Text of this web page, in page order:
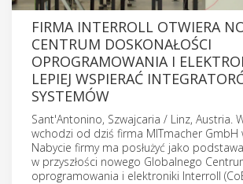
FIRMA INTERROLL OTWIERA
CENTRUM DOSKONAŁOŚCI
OPROGRAMOWANIA I
LEPIEJ WSPIERAĆ
SYSTEMÓW
Sant'Antonino, Szwajcaria / Linz, Austria.
wchodzi od dziś firma MITmacher GmbH
Nabycie firmy ma posłużyć jako
w przyszłości nowego Globalnego
oprogramowania i elektroniki Interroll